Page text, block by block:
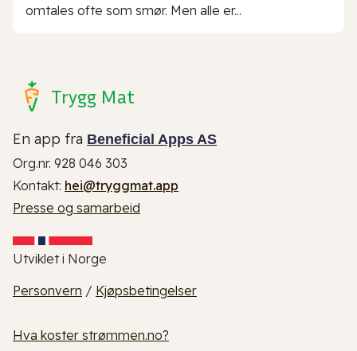
omtales ofte som smør. Men alle er...
Trygg Mat
En app fra Beneficial Apps AS
Org.nr. 928 046 303
Kontakt: hei@tryggmat.app
Presse og samarbeid
Utviklet i Norge
Personvern / Kjøpsbetingelser
Hva koster strømmen.no?